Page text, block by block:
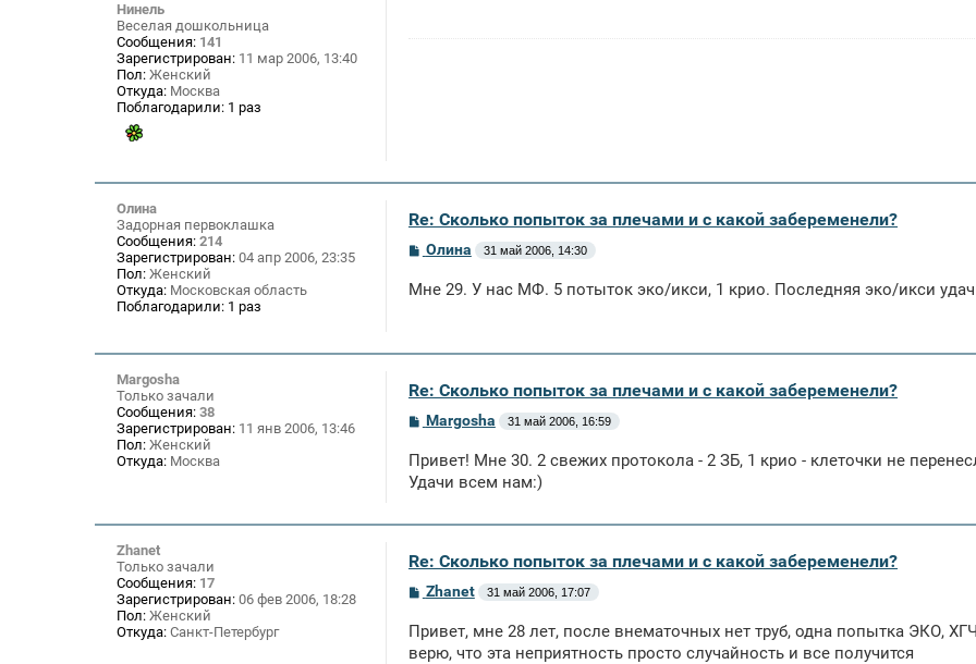
Нинель
Веселая дошкольница
Сообщения: 141
Зарегистрирован: 11 мар 2006, 13:40
Пол: Женский
Откуда: Москва
Поблагодарили: 1 раз
Олина
Задорная первоклашка
Сообщения: 214
Зарегистрирован: 04 апр 2006, 23:35
Пол: Женский
Откуда: Московская область
Поблагодарили: 1 раз
Re: Сколько попыток за плечами и с какой забеременели?
С
б
и
Олина 31 май 2006, 14:30
Мне 29. У нас МФ. 5 потыток эко/икси, 1 крио. Последняя эко/икси
Margosha
Только зачали
Сообщения: 38
Зарегистрирован: 11 янв 2006, 13:46
Пол: Женский
Откуда: Москва
Re: Сколько попыток за плечами и с какой забеременели?
С
б
щ
е
и
Margosha 31 май 2006, 16:59
Привет! Мне 30. 2 свежих протокола - 2 ЗБ, 1 крио - клеточки не
Удачи всем нам:)
Zhanet
Только зачали
Сообщения: 17
Зарегистрирован: 06 фев 2006, 18:28
Пол: Женский
Откуда: Санкт-Петербург
Re: Сколько попыток за плечами и с какой забеременели?
С
б
щ
Zhanet 31 май 2006, 17:07
Привет, мне 28 лет, после внематочных нет труб, одна попытка ЭКО,
верю, что эта неприятность просто случайность и все получится